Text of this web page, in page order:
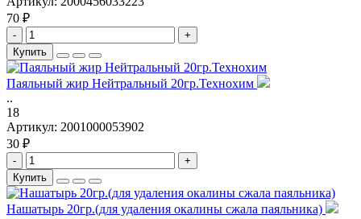
70 ₽
-
+
Купить
Паяльный жир Нейтральный 20гр.Технохим
..
18
Артикул: 2001000053902
30 ₽
-
+
Купить
Нашатырь 20гр.(для удаления окалины сжала паяльника)